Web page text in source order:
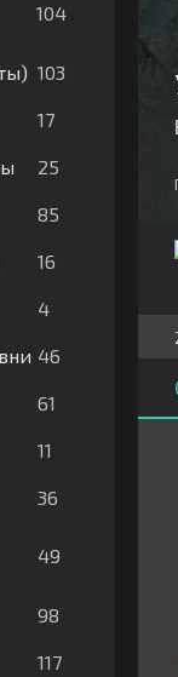
104
103
17
25
85
16
4
46
61
11
36
49
98
117